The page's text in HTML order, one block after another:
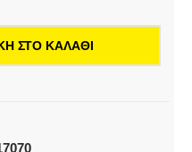
ΣΤΟ ΚΑΛΆΘΙ